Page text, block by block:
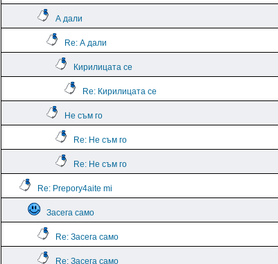
А дали
Re: А дали
Кирилицата се
Re: Кирилицата се
Не съм го
Re: Не съм го
Re: Не съм го
Re: Prepory4aite mi
Засега само
Re: Засега само
Re: Засега само